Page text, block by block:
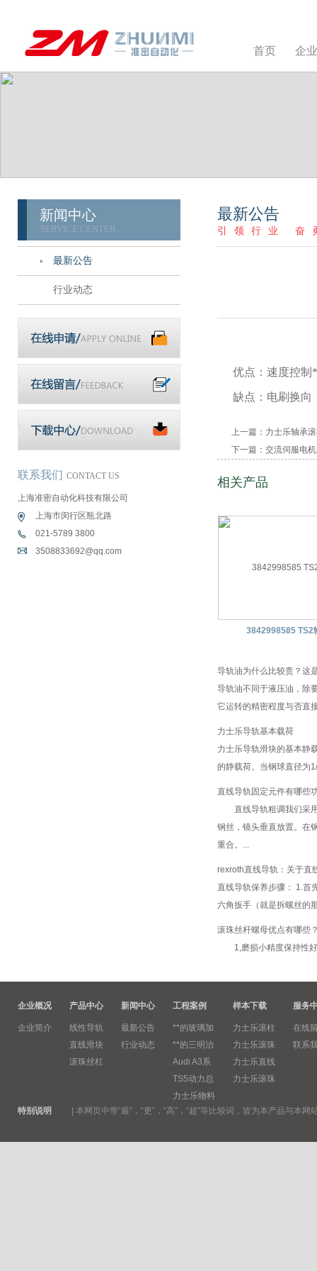
首页 企
新闻中心
SERVICE CENTER
最新公告
行业动态
联系我们 CONTACT US
上海准密自动化科技有限公司
上海市闵行区瓶北路
021-5789 3800
3508833692@qq.com
最新公告
引领行业 奋
优点：速度控制
缺点：电刷换向
上一篇： 力士乐轴承
下一篇： 交流伺服电
相关产品
3842998585 TS2
导轨油为什么比较贵？这
导轨油不同于液压油，除
它运转的精密程度与否直
力士乐导轨基本载荷
力士乐导轨滑块的基本静
的静载荷。当钢球直径为
直线导轨固定元件有哪些
直线导轨粗调我们采用
钢丝，镜头垂直放置。在
重合。...
rexroth直线导轨：关于直
直线导轨保养步骤： 1.首
六角扳手（就是拆螺丝的
滚珠丝杆螺母优点有哪些
1,磨损小精度保持性好
企业概况
企业简介
产品中心
线性导轨
直线滑块
滚珠丝杠
新闻中心
最新公告
行业动态
工程案例
**的玻璃加
**的三明治
Audi A3系
TS5动力总
力士乐物料
样本下载
力士乐滚柱
力士乐滚珠
力士乐直线
力士乐滚珠
服务
在线
联系
特别说明 本网页中带“最”，“更”，“高”，“超”等比较词，皆为本产品与本网